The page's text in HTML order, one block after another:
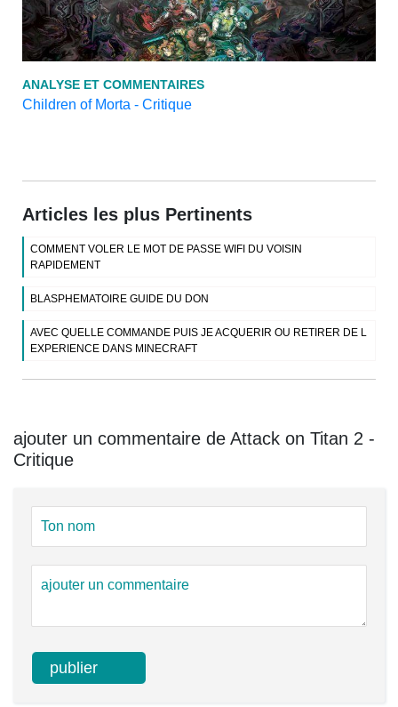
ANALYSE ET COMMENTAIRES
Children of Morta - Critique
Articles les plus Pertinents
COMMENT VOLER LE MOT DE PASSE WIFI DU VOISIN
RAPIDEMENT
BLASPHEMATOIRE GUIDE DU DON
AVEC QUELLE COMMANDE PUIS JE ACQUERIR OU RETIRER DE L
EXPERIENCE DANS MINECRAFT
ajouter un commentaire de Attack on Titan 2 -
Critique